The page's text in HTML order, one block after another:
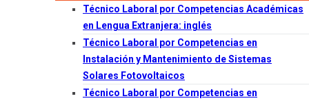
Técnico Laboral por Competencias Académicas
en Lengua Extranjera: inglés
Técnico Laboral por Competencias en
Instalación y Mantenimiento de Sistemas
Solares Fotovoltaicos
Técnico Laboral por Competencias en